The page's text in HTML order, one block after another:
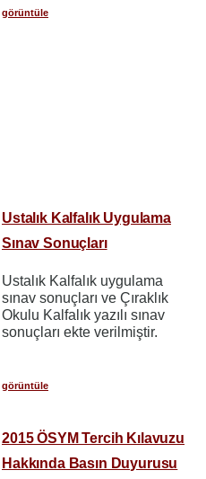
görüntüle
Ustalık Kalfalık Uygulama
Sınav Sonuçları
Ustalık Kalfalık uygulama
sınav sonuçları ve Çıraklık
Okulu Kalfalık yazılı sınav
sonuçları ekte verilmiştir.
görüntüle
2015 ÖSYM Tercih Kılavuzu
Hakkında Basın Duyurusu